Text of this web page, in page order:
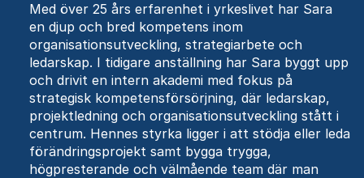
Med över 25 års erfarenhet i yrkeslivet har Sara
en djup och bred kompetens inom
organisationsutveckling, strategiarbete och
ledarskap. I tidigare anställning har Sara byggt upp
och drivit en intern akademi med fokus på
strategisk kompetensförsörjning, där ledarskap,
projektledning och organisationsutveckling stått i
centrum. Hennes styrka ligger i att stödja eller leda
förändringsprojekt samt bygga trygga,
högpresterande och välmående team där man